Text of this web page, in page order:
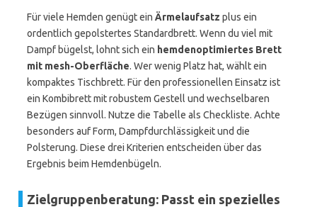
Für viele Hemden genügt ein Ärmelaufsatz plus ein
ordentlich gepolstertes Standardbrett. Wenn du viel mit
Dampf bügelst, lohnt sich ein hemdenoptimiertes Brett
mit mesh-Oberfläche. Wer wenig Platz hat, wählt ein
kompaktes Tischbrett. Für den professionellen Einsatz ist
ein Kombibrett mit robustem Gestell und wechselbaren
Bezügen sinnvoll. Nutze die Tabelle als Checkliste. Achte
besonders auf Form, Dampfdurchlässigkeit und die
Polsterung. Diese drei Kriterien entscheiden über das
Ergebnis beim Hemdenbügeln.
Zielgruppenberatung: Passt ein spezielles